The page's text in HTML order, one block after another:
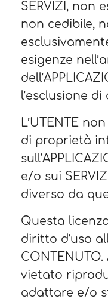
SERVIZI, non
non cedibile,
esigenze
l’esclusione
L’UTENTE
di proprietà
e/o sui
diverso da
Questa
diritto d’uso
vietato
adattare e/o